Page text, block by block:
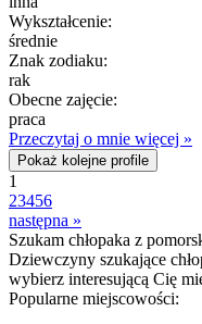
Wykształcenie:
średnie
Znak zodiaku:
rak
Obecne zajęcie:
praca
Przeczytaj o mnie więcej »
Pokaż kolejne profile
1
23456
następna »
Szukam chłopaka z
Dziewczyny szukające
wybierz interesującą Cię
Popularne miejscowości: